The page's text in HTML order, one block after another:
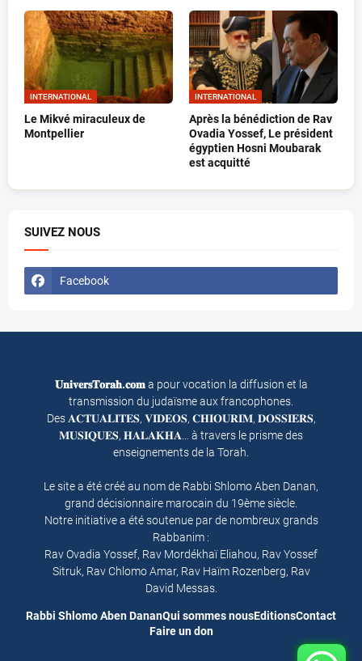
INTERNATIONAL
Le Mikvé miraculeux de
Montpellier
INTERNATIONAL
Après la bénédiction de Rav
Ovadia Yossef, Le président
égyptien Hosni Moubarak
est acquitté
SUIVEZ NOUS
Facebook
𝐔𝐧𝐢𝐯𝐞𝐫𝐬𝐓𝐨𝐫𝐚𝐡.𝐜𝐨𝐦a pour vocation la diffusion et la
transmission du judaïsme aux francophones.
Des 𝐀𝐂𝐓𝐔𝐀𝐋𝐈𝐓𝐄𝐒, 𝐕𝐈𝐃𝐄𝐎𝐒, 𝐂𝐇𝐈𝐎𝐔𝐑𝐈𝐌, 𝐃𝐎𝐒𝐒𝐈𝐄𝐑𝐒,
𝐌𝐔𝐒𝐈𝐐𝐔𝐄𝐒, 𝐇𝐀𝐋𝐀𝐊𝐇𝐀… à travers le prisme des
enseignements de la Torah.
Le site a été créé au nom de Rabbi Shlomo Aben Danan,
grand décisionnaire marocain du 19ème siècle.
Notre initiative a été soutenue par de nombreux grands
Rabbanim :
Rav Ovadia Yossef, Rav Mordékhaï Eliahou, Rav Yossef
Sitruk, Rav Chlomo Amar, Rav Haïm Rozenberg, Rav
David Messas.
Rabbi Shlomo Aben DananQui sommes nousEditionsContact
Faire un don